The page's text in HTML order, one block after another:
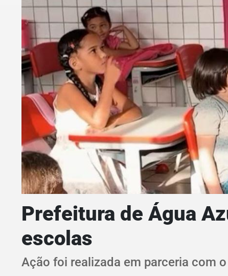
Prefeitura de Água
escolas
Ação foi realizada em parceria com